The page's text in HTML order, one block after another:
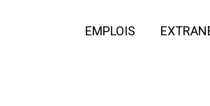
EMPLOIS